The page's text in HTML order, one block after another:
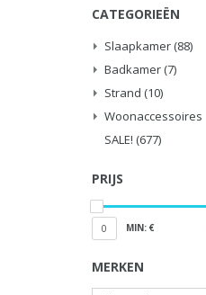
CATEGORIEËN
Slaapkamer (88)
Badkamer (7)
Strand (10)
Woonaccessoires
SALE! (677)
PRIJS
0 MIN: €
MERKEN